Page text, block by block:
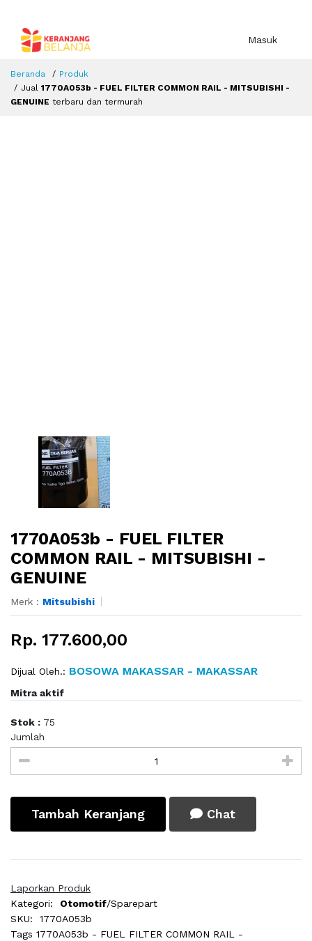
Masuk
Beranda
Produk
Jual 1770A053b - FUEL FILTER COMMON RAIL - MITSUBISHI -
GENUINE terbaru dan termurah
1770A053b - FUEL FILTER
COMMON RAIL - MITSUBISHI -
GENUINE
Merk : Mitsubishi
Rp. 177.600,00
Dijual Oleh.: BOSOWA MAKASSAR - MAKASSAR
Mitra aktif
Stok : 75
Jumlah
Tambah Keranjang Chat
Laporkan Produk
Kategori:
Otomotif/Sparepart
SKU:
1770A053b
Tags 1770A053b - FUEL FILTER COMMON RAIL -